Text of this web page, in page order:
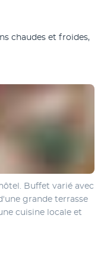
chaudes et froides,
Buffet varié avec
grande terrasse
cuisine locale et